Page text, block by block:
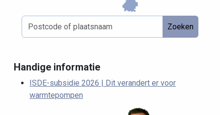
Zoeken
Handige informatie
ISDE-subsidie 2026 | Dit verandert er voor
warmtepompen